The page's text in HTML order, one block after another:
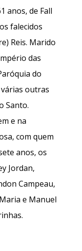
anos, de Fall
falecidos
Reis. Marido
das
do
várias outras
Santo.
e na
com quem
anos, os
Jordan,
Campeau,
e Manuel